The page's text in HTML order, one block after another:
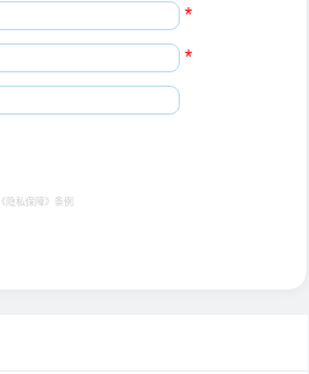
*
*
《隐私保障》 条例